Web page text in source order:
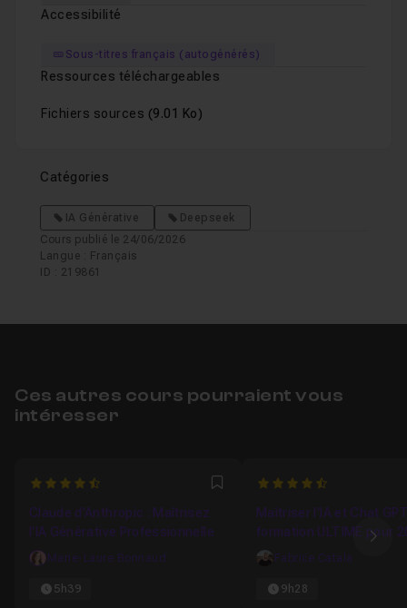
Accessibilité
Sous-titres français (autogénérés)
Ressources téléchargeables
Fichiers sources (9.01 Ko)
Catégories
IA Générative
Deepseek
Cours publié le 24/06/2026
Langue : Français
ID : 219861
Ces autres cours pourraient vous
intéresser
4.6666666666667 Favori
Claude d'Anthropic : Maîtrisez
l'IA Générative Professionnelle
Marie-Laure Bonnaud
5h39
4.4090909090909
Maîtriser l'IA et Chat
formation ULTIME pour
Fabrice Catala
9h28